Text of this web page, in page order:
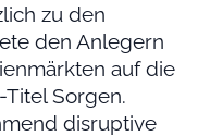
zu den
den Anlegern
auf die
Sorgen.
disruptive